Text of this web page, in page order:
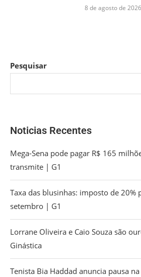
8 de agosto de 2026
Pesquisar
Noticias Recentes
Mega-Sena pode pagar R$ 165
transmite | G1
Taxa das blusinhas: imposto de
setembro | G1
Lorrane Oliveira e Caio Souza são
Ginástica
Tenista Bia Haddad anuncia pausa